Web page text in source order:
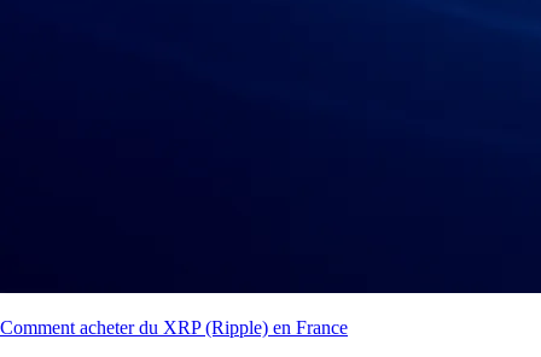
Comment acheter du XRP (Ripple) en France